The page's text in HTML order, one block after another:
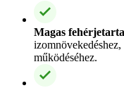
Magas
izomnövekedéshez,
működéséhez.